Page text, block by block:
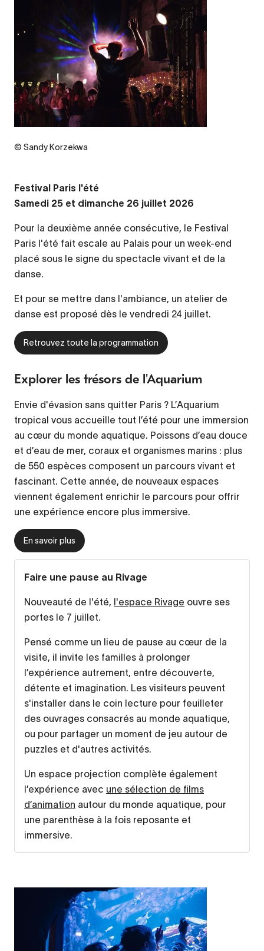
© Sandy Korzekwa
Festival Paris l'été
Samedi 25 et dimanche 26 juillet 2026
Pour la deuxième année consécutive, le Festival
Paris l'été fait escale au Palais pour un week-end
placé sous le signe du spectacle vivant et de la
danse.
Et pour se mettre dans l'ambiance, un atelier de
danse est proposé dès le vendredi 24 juillet.
Retrouvez toute la programmation
Explorer les trésors de l'Aquarium
Envie d'évasion sans quitter Paris ? L’Aquarium
tropical vous accueille tout l’été pour une immersion
au cœur du monde aquatique. Poissons d’eau douce
et d’eau de mer, coraux et organismes marins : plus
de 550 espèces composent un parcours vivant et
fascinant. Cette année, de nouveaux espaces
viennent également enrichir le parcours pour offrir
une expérience encore plus immersive.
En savoir plus
Faire une pause au Rivage
Nouveauté de l'été, l'espace Rivage ouvre ses
portes le 7 juillet.
Pensé comme un lieu de pause au cœur de la
visite, il invite les familles à prolonger
l’expérience autrement, entre découverte,
détente et imagination. Les visiteurs peuvent
s'installer dans le coin lecture pour feuilleter
des ouvrages consacrés au monde aquatique,
ou pour partager un moment de jeu autour de
puzzles et d'autres activités.
Un espace projection complète également
l’expérience avec une sélection de films
d’animation autour du monde aquatique, pour
une parenthèse à la fois reposante et
immersive.